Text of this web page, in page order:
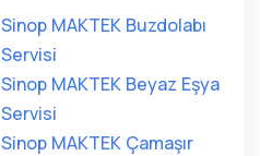
Sinop MAKTEK Buzdolabı
Servisi
Sinop MAKTEK Beyaz Eşya
Servisi
Sinop MAKTEK Çamaşır